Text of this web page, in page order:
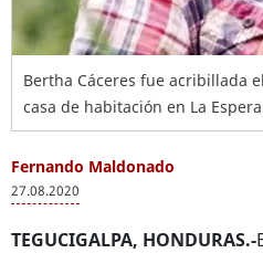
Bertha Cáceres fue acribillada
casa de habitación en La
Fernando Maldonado
27.08.2020
TEGUCIGALPA, HONDURAS.-